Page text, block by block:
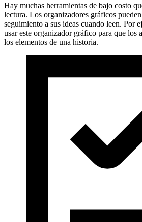
Hay muchas herramientas de bajo costo
lectura. Los organizadores gráficos
seguimiento a sus ideas cuando leen. Por
usar este organizador gráfico para que los
los elementos de una historia.